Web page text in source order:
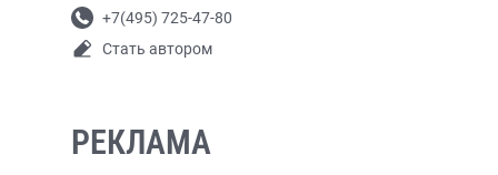
+7(495) 725-47-80
Стать автором
РЕКЛАМА